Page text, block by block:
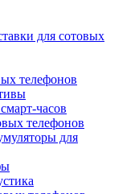
для сотовых
телефонов
часов
телефонов
для